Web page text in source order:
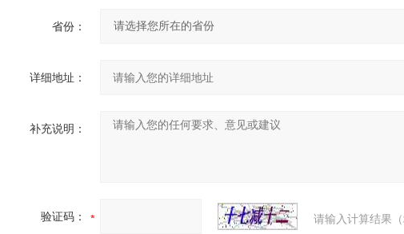
省份：
详细地址：
补充说明：
验证码： 请输入计算结果